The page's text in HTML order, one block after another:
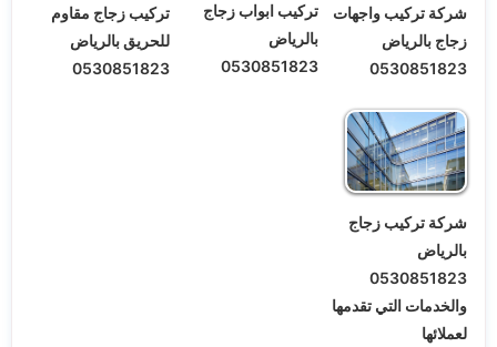
شركة تركيب واجهات
زجاج بالرياض
0530851823
تركيب ابواب زجاج
بالرياض
0530851823
تركيب زجاج مقاوم
للحريق بالرياض
0530851823
شركة تركيب زجاج
بالرياض
0530851823
والخدمات التي تقدمها
لعملائها